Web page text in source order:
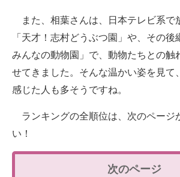
また、相葉さんは、日本テレビ系で
「天才！志村どうぶつ園」や、その後
みんなの動物園」で、動物たちとの触
せてきました。そんな温かい姿を見て
感じた人も多そうですね。
ランキングの全順位は、次のページ
い！